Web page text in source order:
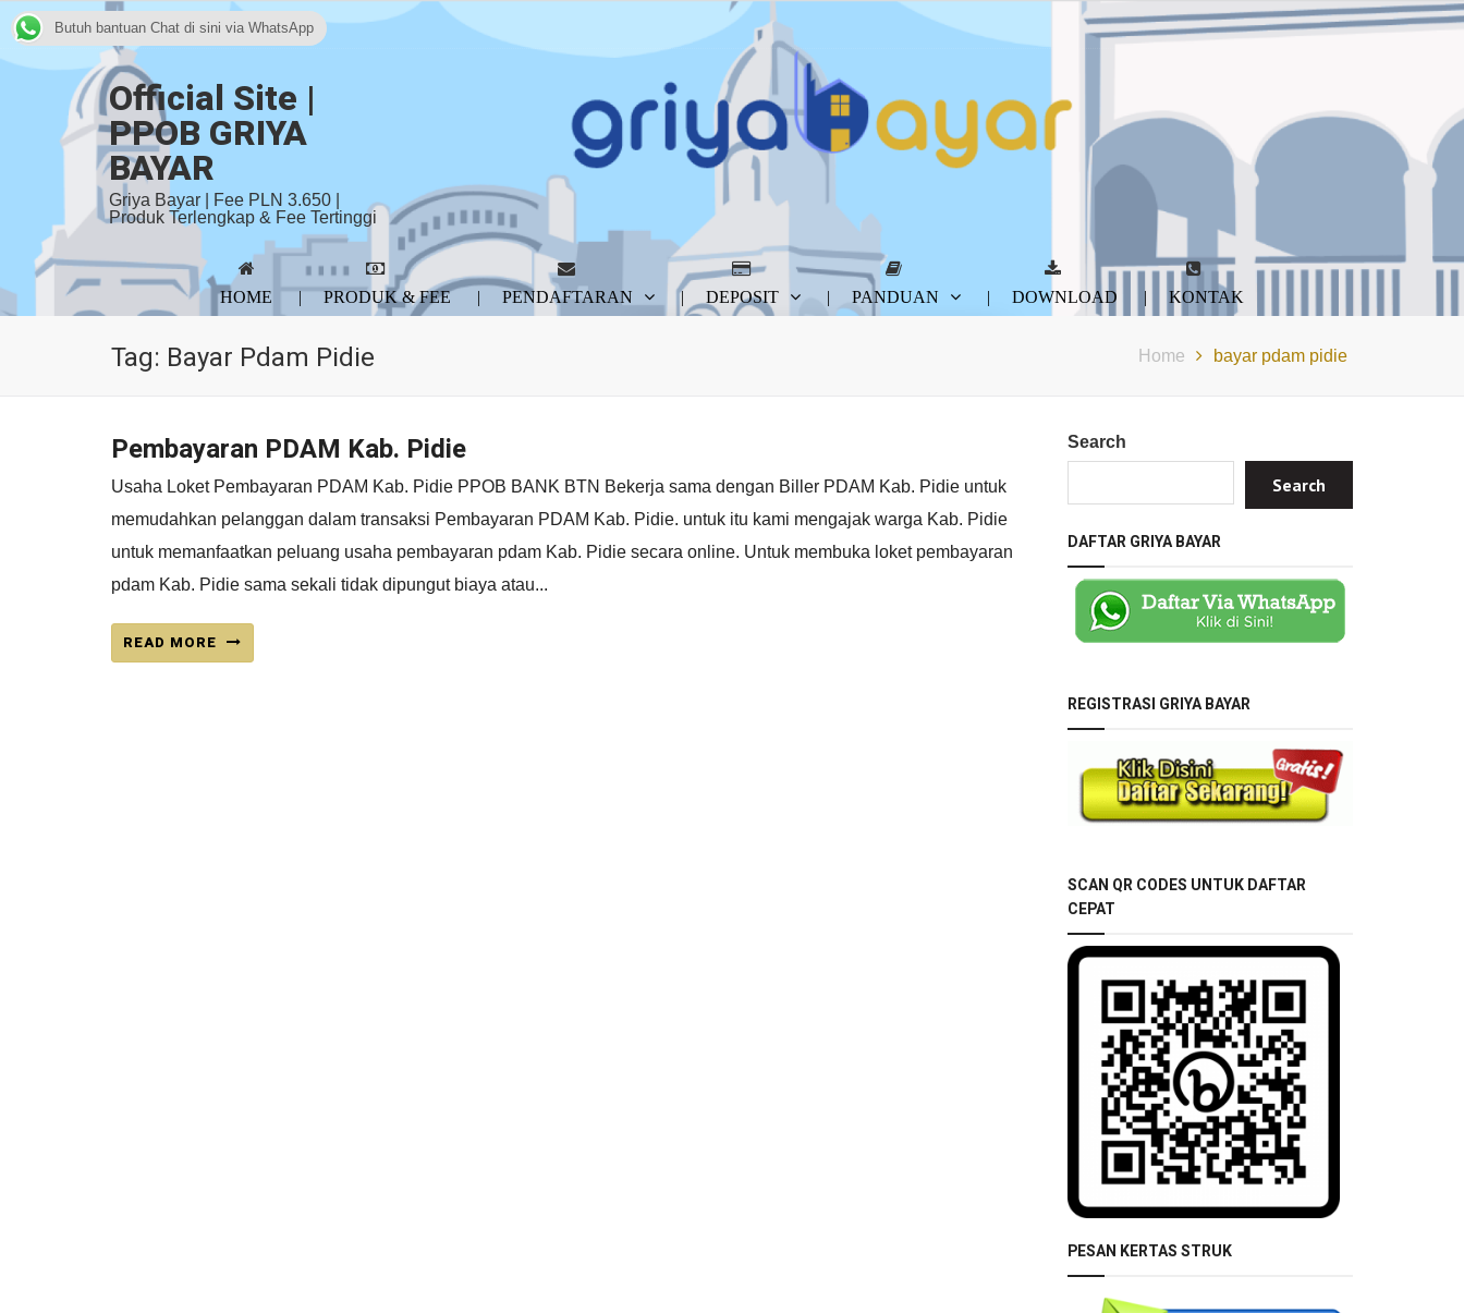
Official Site |
PPOB GRIYA
BAYAR
Griya Bayar | Fee PLN 3.650 |
Produk Terlengkap & Fee Tertinggi
HOME PRODUK & FEE PENDAFTARAN DEPOSIT PANDUAN DOWNLOAD KONTAK
Tag: Bayar Pdam Pidie Home bayar pdam pidie
Pembayaran PDAM Kab. Pidie
Usaha Loket Pembayaran PDAM Kab. Pidie PPOB BANK BTN Bekerja sama dengan Biller PDAM Kab. Pidie untuk
memudahkan pelanggan dalam transaksi Pembayaran PDAM Kab. Pidie. untuk itu kami mengajak warga Kab. Pidie
untuk memanfaatkan peluang usaha pembayaran pdam Kab. Pidie secara online. Untuk membuka loket pembayaran
pdam Kab. Pidie sama sekali tidak dipungut biaya atau...
READ MORE
Search
Search
DAFTAR GRIYA BAYAR
REGISTRASI GRIYA BAYAR
SCAN QR CODES UNTUK DAFTAR
CEPAT
PESAN KERTAS STRUK
Butuh bantuan Chat di sini via WhatsApp